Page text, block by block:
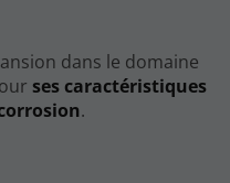
dans le domaine
ses caractéristiques
.